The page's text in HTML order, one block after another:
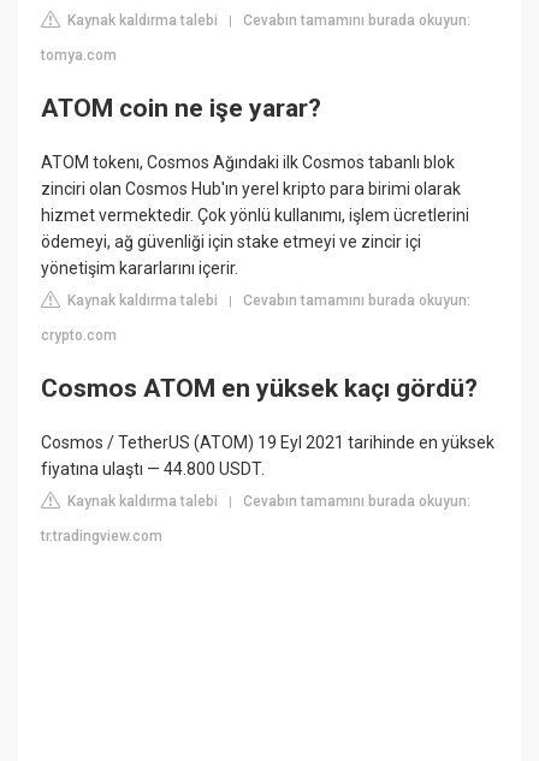
Kaynak kaldırma talebi |Cevabın tamamını burada okuyun:
tomya.com
ATOM coin ne işe yarar?
ATOM tokenı, Cosmos Ağındaki ilk Cosmos tabanlı blok
zinciri olan Cosmos Hub'ın yerel kripto para birimi olarak
hizmet vermektedir. Çok yönlü kullanımı, işlem ücretlerini
ödemeyi, ağ güvenliği için stake etmeyi ve zincir içi
yönetişim kararlarını içerir.
Kaynak kaldırma talebi |Cevabın tamamını burada okuyun:
crypto.com
Cosmos ATOM en yüksek kaçı gördü?
Cosmos / TetherUS (ATOM) 19 Eyl 2021 tarihinde en yüksek
fiyatına ulaştı — 44.800 USDT.
Kaynak kaldırma talebi |Cevabın tamamını burada okuyun:
tr.tradingview.com